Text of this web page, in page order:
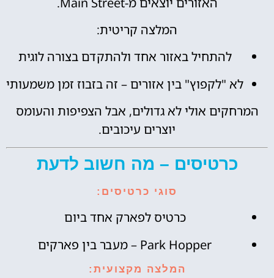
המלצה קריטית:
להתחיל באזור אחד ולהתקדם בצורה לוגית
לא "לקפוץ" בין אזורים – זה בזבוז זמן משמעותי
המרחקים אולי לא גדולים, אבל הצפיפות והעומס
יוצרים עיכובים.
כרטיסים – מה חשוב לדעת
סוגי כרטיסים:
כרטיס לפארק אחד ביום
Park Hopper – מעבר בין פארקים
המלצה מקצועית: